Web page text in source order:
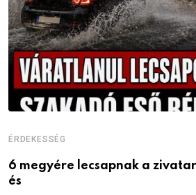
ÉRDEKESSÉG
6 megyére lecsapnak a
és